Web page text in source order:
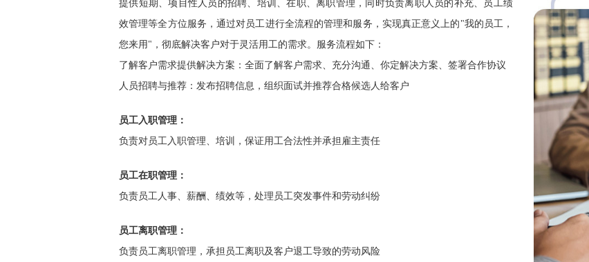
提供短期、项目性人员的招聘、培训、在职、离职管理，同时负责离职人员的补充、员工绩
效管理等全方位服务，通过对员工进行全流程的管理和服务，实现真正意义上的"我的员工，
您来用"，彻底解决客户对于灵活用工的需求。服务流程如下：
了解客户需求提供解决方案：全面了解客户需求、充分沟通、你定解决方案、签署合作协议
人员招聘与推荐：发布招聘信息，组织面试并推荐合格候选人给客户
员工入职管理：
负责对员工入职管理、培训，保证用工合法性并承担雇主责任
员工在职管理：
负责员工人事、薪酬、绩效等，处理员工突发事件和劳动纠纷
员工离职管理：
负责员工离职管理，承担员工离职及客户退工导致的劳动风险